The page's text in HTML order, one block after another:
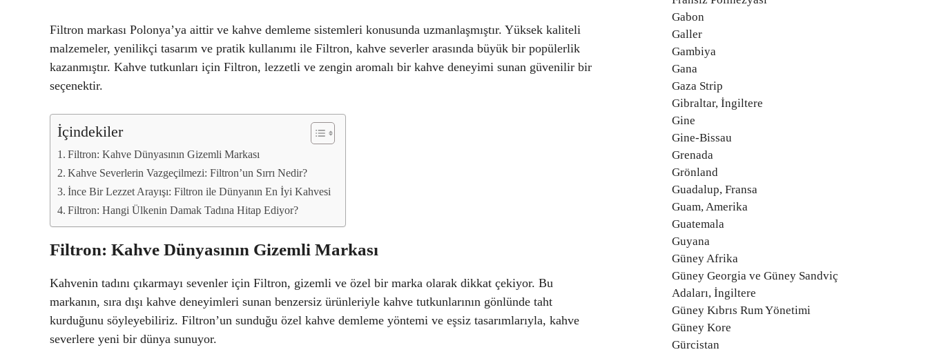
Filtron markası Polonya’ya aittir ve kahve demleme sistemleri konusunda uzmanlaşmıştır. Yüksek kaliteli
malzemeler, yenilikçi tasarım ve pratik kullanımı ile Filtron, kahve severler arasında büyük bir popülerlik
kazanmıştır. Kahve tutkunları için Filtron, lezzetli ve zengin aromalı bir kahve deneyimi sunan güvenilir bir
seçenektir.
İçindekiler
Filtron: Kahve Dünyasının Gizemli Markası
Kahve Severlerin Vazgeçilmezi: Filtron’un Sırrı Nedir?
İnce Bir Lezzet Arayışı: Filtron ile Dünyanın En İyi Kahvesi
Filtron: Hangi Ülkenin Damak Tadına Hitap Ediyor?
Filtron: Kahve Dünyasının Gizemli Markası
Kahvenin tadını çıkarmayı sevenler için Filtron, gizemli ve özel bir marka olarak dikkat çekiyor. Bu
markanın, sıra dışı kahve deneyimleri sunan benzersiz ürünleriyle kahve tutkunlarının gönlünde taht
kurduğunu söyleyebiliriz. Filtron’un sunduğu özel kahve demleme yöntemi ve eşsiz tasarımlarıyla, kahve
severlere yeni bir dünya sunuyor.
Gabon
Galler
Gambiya
Gana
Gaza Strip
Gibraltar, İngiltere
Gine
Gine-Bissau
Grenada
Grönland
Guadalup, Fransa
Guam, Amerika
Guatemala
Guyana
Güney Afrika
Güney Georgia ve Güney Sandviç
Adaları, İngiltere
Güney Kıbrıs Rum Yönetimi
Güney Kore
Gürcistan